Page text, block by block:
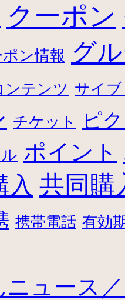
クーポン
ン情報 グ
ンテンツ サイ
チケット ピ
ポイント
入 共同購
携帯電話 有効
ュース